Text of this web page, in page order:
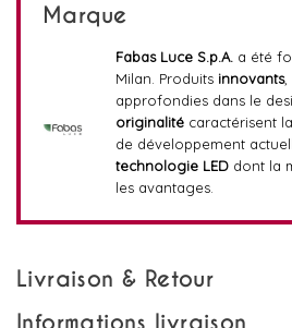
Marque
Fabas Luce S.p.A. a été
Milan. Produits innovants,
approfondies dans le
originalitécaractérisent
de développement
technologie LEDdont la
les avantages.
Livraison & Retour